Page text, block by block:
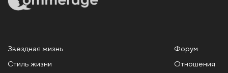
Звездная жизнь
Стиль жизни
Форум
Отношения